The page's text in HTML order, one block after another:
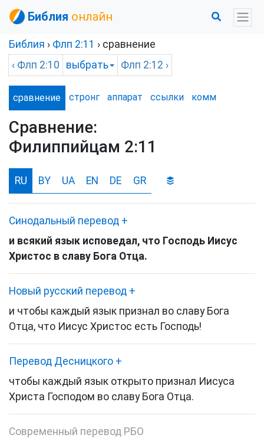
Библия онлайн
Библия › Флп 2:11 › сравнение
‹ Флп 2:10 выбрать Флп 2:12 ›
сравнение стронг аппарат ссылки комм
Сравнение:
Филиппийцам 2:11
RU BY UA EN DE GR
Синодальный перевод +
и всякий язык исповедал, что Господь Иисус
Христос в славу Бога Отца.
Новый русский перевод +
и чтобы каждый язык признал во славу Бога
Отца, что Иисус Христос есть Господь!
Перевод Десницкого +
чтобы каждый язык открыто признал Иисуса
Христа Господом во славу Бога Отца.
Современный перевод РБО